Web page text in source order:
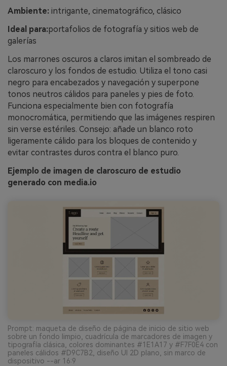
Ambiente: intrigante, cinematográfico, clásico
Ideal para:portafolios de fotografía y sitios web de
galerías
Los marrones oscuros a claros imitan el sombreado de
claroscuro y los fondos de estudio. Utiliza el tono casi
negro para encabezados y navegación y superpone
tonos neutros cálidos para paneles y pies de foto.
Funciona especialmente bien con fotografía
monocromática, permitiendo que las imágenes respiren
sin verse estériles. Consejo: añade un blanco roto
ligeramente cálido para los bloques de contenido y
evitar contrastes duros contra el blanco puro.
Ejemplo de imagen de claroscuro de estudio
generado con media.io
Prompt: maqueta de diseño de página de inicio de sitio web
sobre un fondo limpio, cuadrícula de marcadores de imagen y
tipografía clásica, colores dominantes #1E1A17 y #F7F0E4 con
paneles cálidos #D9C7B2, diseño UI 2D plano, sin marco de
dispositivo --ar 16:9